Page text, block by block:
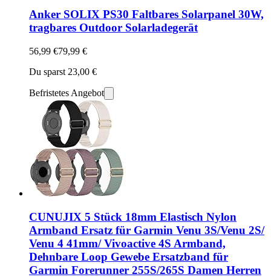
Anker SOLIX PS30 Faltbares Solarpanel 30W,
tragbares Outdoor Solarladegerät
56,99 €79,99 €
Du sparst 23,00 €
Befristetes Angebot
CUNUJIX 5 Stück 18mm Elastisch Nylon
Armband Ersatz für Garmin Venu 3S/Venu 2S/
Venu 4 41mm/ Vivoactive 4S Armband,
Dehnbare Loop Gewebe Ersatzband für
Garmin Forerunner 255S/265S Damen Herren